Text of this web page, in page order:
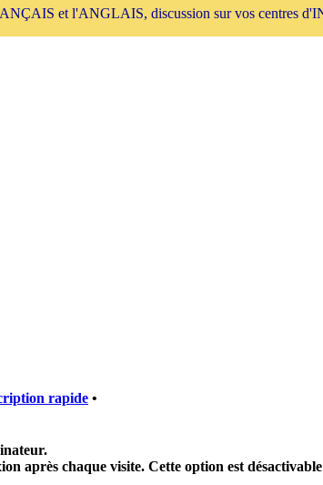
et l'ANGLAIS, discussion sur vos centres
rapide •
après chaque visite. Cette option est